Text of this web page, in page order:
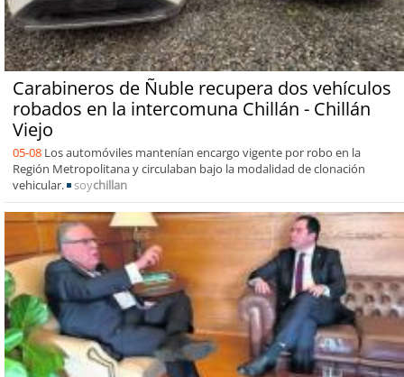
Carabineros de Ñuble recupera dos vehículos
robados en la intercomuna Chillán - Chillán
Viejo
05-08 Los automóviles mantenían encargo vigente por robo en la
Región Metropolitana y circulaban bajo la modalidad de clonación
vehicular.
soychillan